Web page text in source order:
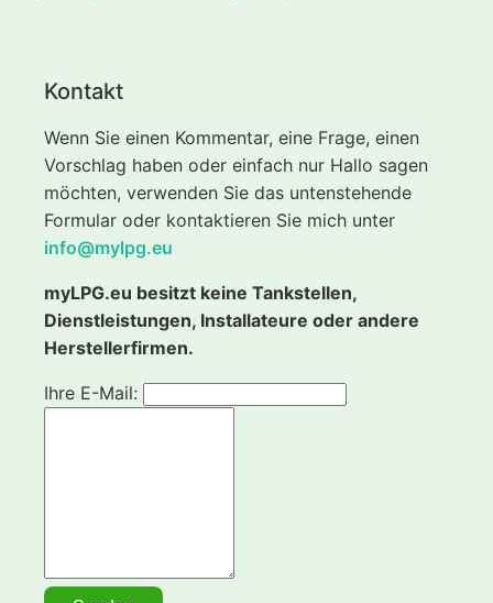
Kontakt
Wenn Sie einen Kommentar, eine Frage, einen
Vorschlag haben oder einfach nur Hallo sagen
möchten, verwenden Sie das untenstehende
Formular oder kontaktieren Sie mich unter
info@mylpg.eu
myLPG.eu besitzt keine Tankstellen,
Dienstleistungen, Installateure oder andere
Herstellerfirmen.
Ihre E-Mail: